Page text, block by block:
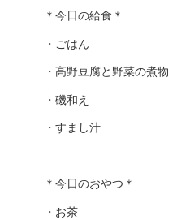
＊今日の給食＊
・ごはん
・高野豆腐と野菜の煮物
・磯和え
・すまし汁
＊今日のおやつ＊
・お茶